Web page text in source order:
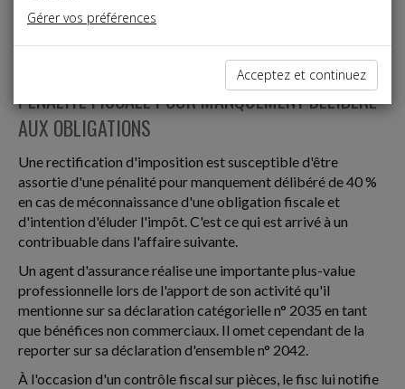
j
Fiscal TPE
PÉNALITÉ FISCALE POUR MANQUEMENT DÉLIBÉRÉ
AUX OBLIGATIONS
Une rectification d'imposition est susceptible d'être
assortie d'une pénalité pour manquement délibéré de 40 %
en cas de méconnaissance d'une obligation fiscale et
d'intention d'éluder l'impôt. C'est ce qui est arrivé à un
contribuable dans l'affaire suivante.
Un agent d'assurance réalise une importante plus-value
professionnelle lors de l'apport de son activité qu'il
mentionne sur sa déclaration catégorielle n° 2035 en tant
que bénéfices non commerciaux. Il omet cependant de la
reporter sur sa déclaration d'ensemble n° 2042.
À l'occasion d'un contrôle fiscal sur pièces, le fisc lui notifie
Gérer vos préférences
Acceptez et continuez